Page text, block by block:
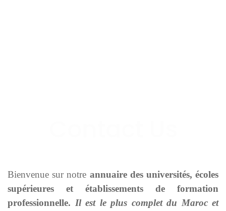
Bienvenue sur notre annuaire des universités, écoles
supérieures et établissements de formation
professionnelle. Il est le plus complet du Maroc et